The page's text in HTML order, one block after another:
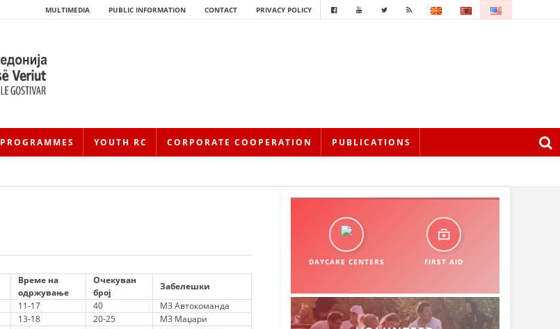
MULTIMEDIA PUBLIC INFORMATION CONTACT PRIVACY POLICY
PROGRAMMES YOUTH RC CORPORATE COOPERATION PUBLICATIONS
HISTORY OF THE RCRM
ORGANISATION STRUCTURE
Време на
одржување
Очекуван
број
Забелешки
11-17 40
МЗ Автокоманда
13-18 20-25
МЗ Маџари
DAYCARE CENTERS FIRST AID